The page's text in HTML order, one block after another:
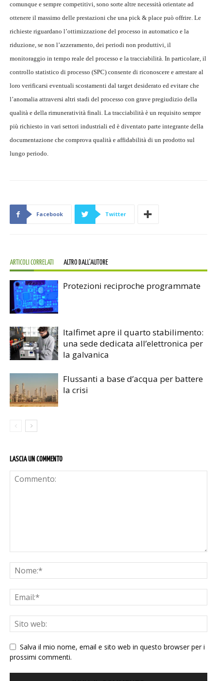
comunque e sempre competitivi, sono sorte altre necessità orientate ad
ottenere il massimo delle prestazioni che una pick & place può offrire. Le
richieste riguardano l’ottimizzazione del processo in automatico e la
riduzione, se non l’azzeramento, dei periodi non produttivi, il
monitoraggio in tempo reale del processo e la tracciabilità. In particolare, il
controllo statistico di processo (SPC) consente di riconoscere e arrestare al
loro verificarsi eventuali scostamenti dal target desiderato ed evitare che
l’anomalia attraversi altri stadi del processo con grave pregiudizio della
qualità e della rimuneratività finali. La tracciabilità è un requisito sempre
più richiesto in vari settori industriali ed è diventato parte integrante della
documentazione che comprova qualità e affidabilità di un prodotto sul
lungo periodo.
Facebook Twitter
ARTICOLI CORRELATI ALTRO DALL'AUTORE
Protezioni reciproche programmate
Italfimet apre il quarto stabilimento:
una sede dedicata all’elettronica per
la galvanica
Flussanti a base d’acqua per battere
la crisi
LASCIA UN COMMENTO
Salva il mio nome, email e sito web in questo browser per i
prossimi commenti.